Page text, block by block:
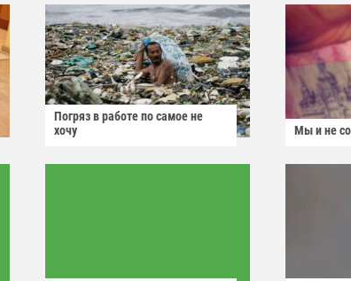
Погряз в работе по самое не
хочу
Мы и не